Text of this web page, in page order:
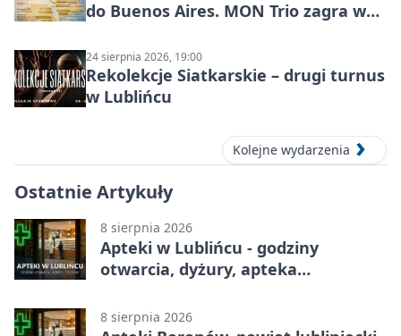
do Buenos Aires. MON Trio zagra w
24 sierpnia 2026, 19:00
Rekolekcje Siatkarskie – drugi turnus
w Lublińcu
Kolejne wydarzenia
Ostatnie Artykuły
8 sierpnia 2026
Apteki w Lublińcu - godziny
otwarcia, dyżury, apteka
8 sierpnia 2026